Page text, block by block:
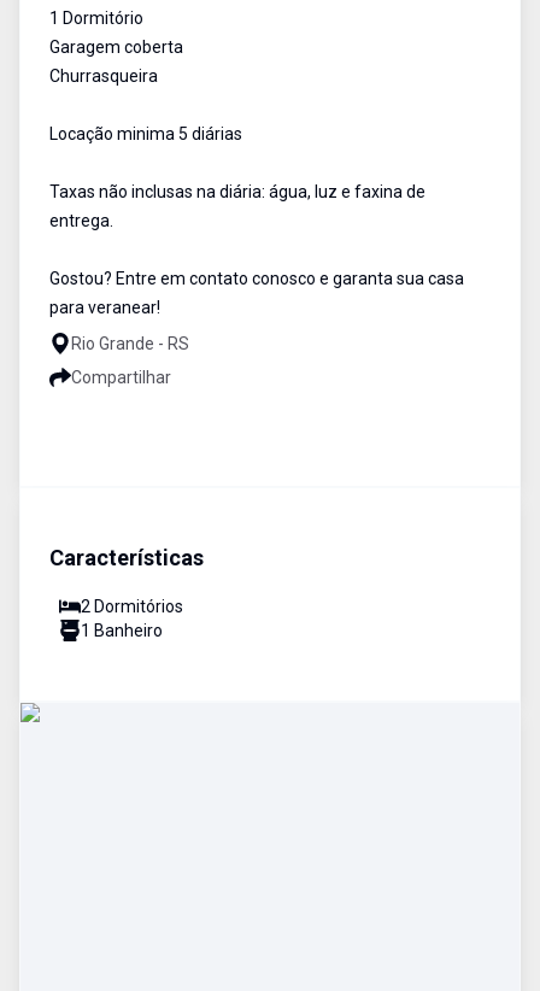
1 Dormitório
Garagem coberta
Churrasqueira
Locação minima 5 diárias
Taxas não inclusas na diária: água, luz e faxina de
entrega.
Gostou? Entre em contato conosco e garanta sua casa
para veranear!
Rio Grande - RS
Compartilhar
Características
2 Dormitórios
1 Banheiro